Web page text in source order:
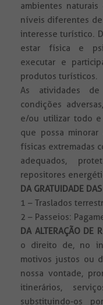
ambientes
níveis diferentes de
interesse turístico.
estar física e
executar e
produtos turísticos.
As atividades
condições
e/ou utilizar todo e
que possa minorar
físicas extremadas
adequados,
repositores
DA GRATUIDADE
1 – Traslados
2 – Passeios:
DA ALTERAÇÃO DE
o direito de, no
motivos justos ou
nossa vontade,
itinerários,
substituindo-os